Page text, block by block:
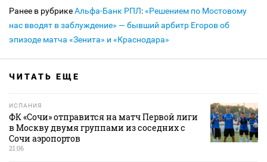
Ранее в рубрикеАльфа-Банк РПЛ:«Решением по Мостовому
нас вводят в заблуждение» — бывший арбитр Егоров об
эпизоде матча «Зенита» и «Краснодара»
ЧИТАТЬ ЕЩЕ
ИСПАНИЯ
ФК «Сочи» отправится на матч Первой лиги
в Москву двумя группами из соседних с
Сочи аэропортов
21:06